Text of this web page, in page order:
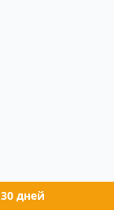
30 дней